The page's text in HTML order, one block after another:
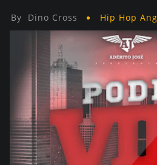
By Dino Cross Hip Hop